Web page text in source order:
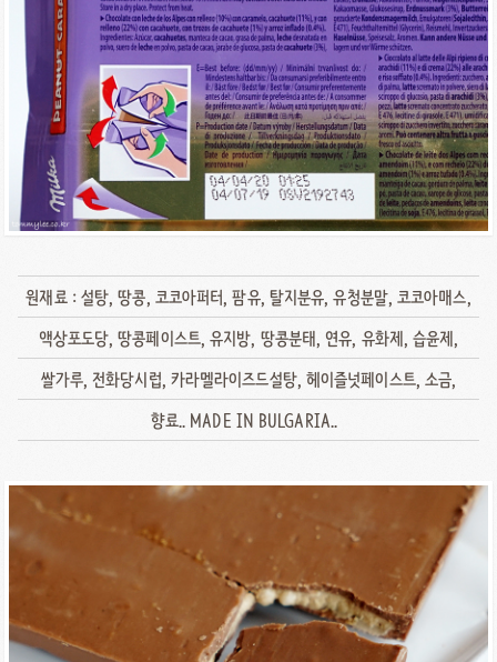
원재료 : 설탕, 땅콩, 코코아퍼터, 팜유, 탈지분유, 유청분말, 코코아매스,
액상포도당, 땅콩페이스트, 유지방, 땅콩분태, 연유, 유화제, 습윤제,
쌀가루, 전화당시럽, 카라멜라이즈드설탕, 헤이즐넛페이스트, 소금,
향료.. MADE IN BULGARIA..